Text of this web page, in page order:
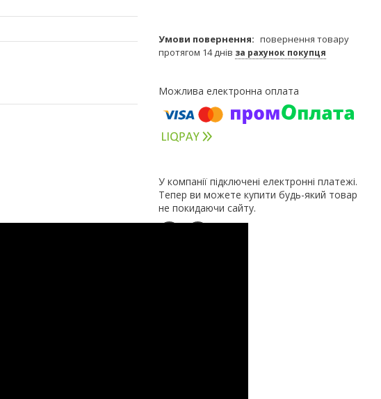
повернення товару
протягом 14 днів за рахунок покупця
У компанії підключені електронні платежі.
Тепер ви можете купити будь-який товар
не покидаючи сайту.